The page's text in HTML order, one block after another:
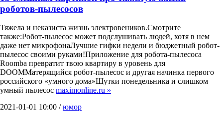
роботов-пылесосов
Тяжела и неказиста жизнь электровеников.Смотрите
также:Робот-пылесос может подслушивать людей, хотя в нем
даже нет микрофонаЛучшие гифки недели и бюджетный робот-
пылесос своими руками!Приложение для робота-пылесоса
Roomba превратит твою квартиру в уровень для
DOOMМатерящийся робот-пылесос и другая начинка первого
российского «умного дома»Шутки понедельника и слишком
умный пылесос maximonline.ru »
2021-01-01 10:00 /юмор